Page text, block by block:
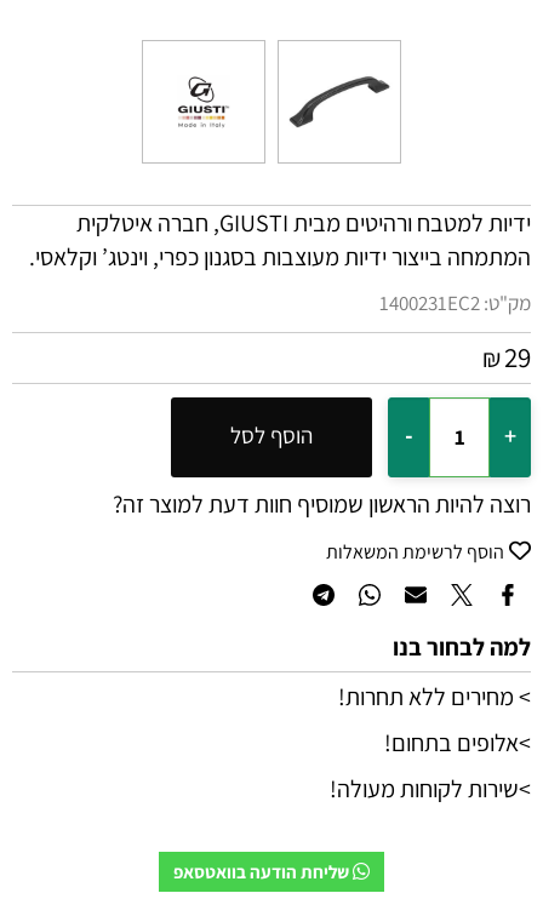
ידיות למטבח ורהיטים מביתGIUSTI, חברה איטלקית
המתמחה בייצור ידיות מעוצבות בסגנון כפרי, וינטג’ וקלאסי.
מק"ט:1400231EC2
₪29
הוסף לסל
רוצה להיות הראשון שמוסיף חוות דעת למוצר זה?
הוסף לרשימת המשאלות
למה לבחור בנו
> מחירים ללא תחרות!
>אלופים בתחום!
>שירות לקוחות מעולה!
שליחת הודעה בוואטסאפ